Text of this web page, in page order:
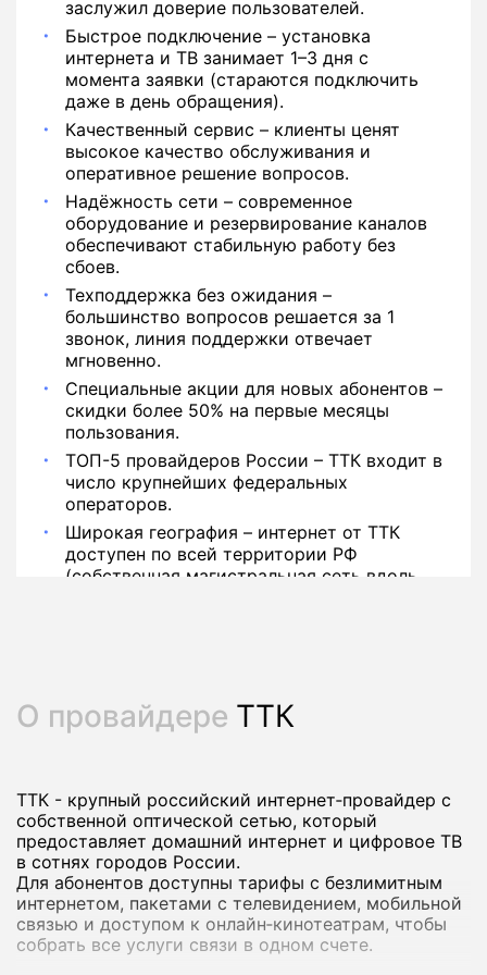
заслужил доверие пользователей.
Быстрое подключение – установка
интернета и ТВ занимает 1–3 дня с
момента заявки (стараются подключить
даже в день обращения).
Качественный сервис – клиенты ценят
высокое качество обслуживания и
оперативное решение вопросов.
Надёжность сети – современное
оборудование и резервирование каналов
обеспечивают стабильную работу без
сбоев.
Техподдержка без ожидания –
большинство вопросов решается за 1
звонок, линия поддержки отвечает
мгновенно.
Специальные акции для новых абонентов –
скидки более 50% на первые месяцы
пользования.
ТОП-5 провайдеров России – ТТК входит в
число крупнейших федеральных
операторов.
Широкая география – интернет от ТТК
доступен по всей территории РФ
(собственная магистральная сеть вдоль
О провайдере ТТК
ТТК - крупный российский интернет‑провайдер с
собственной оптической сетью, который
предоставляет домашний интернет и цифровое ТВ
в сотнях городов России.
Для абонентов доступны тарифы с безлимитным
интернетом, пакетами с телевидением, мобильной
связью и доступом к онлайн‑кинотеатрам, чтобы
собрать все услуги связи в одном счете.